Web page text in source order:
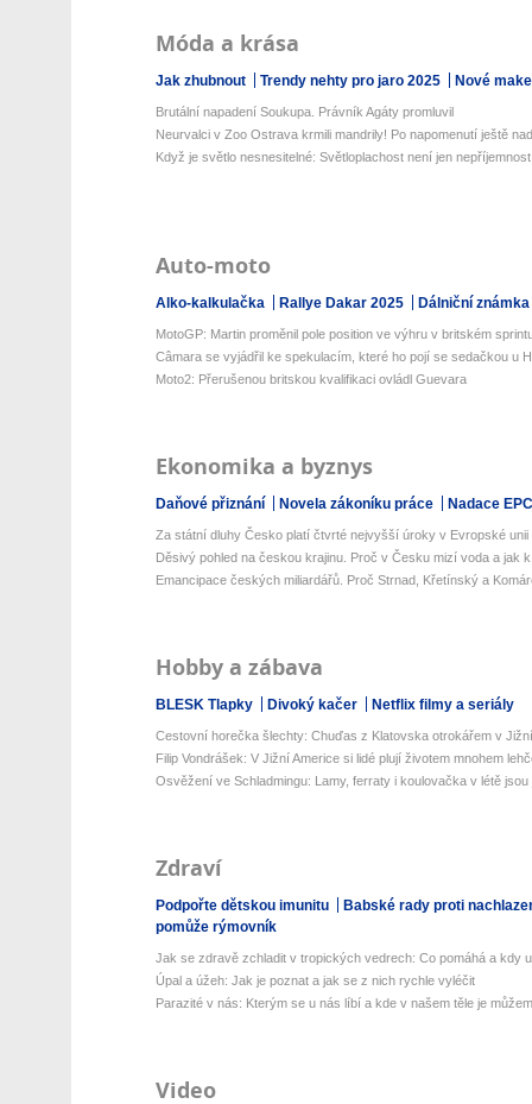
Móda a krása
Jak zhubnout Trendy nehty pro jaro 2025 Nové
Brutální napadení Soukupa. Právník Agáty promluvil
Neurvalci v Zoo Ostrava krmili mandrily! Po napomenutí ještě
Když je světlo nesnesitelné: Světloplachost není jen nepříjemnost
Auto-moto
Alko-kalkulačka Rallye Dakar 2025 Dálniční
MotoGP: Martin proměnil pole position ve výhru v britském
Câmara se vyjádřil ke spekulacím, které ho pojí se sedačkou u
Moto2: Přerušenou britskou kvalifikaci ovládl Guevara
Ekonomika a byznys
Daňové přiznání Novela zákoníku práce Nadace
Za státní dluhy Česko platí čtvrté nejvyšší úroky v Evropské unii
Děsivý pohled na českou krajinu. Proč v Česku mizí voda a jak
Emancipace českých miliardářů. Proč Strnad, Křetínský a
Hobby a zábava
BLESK Tlapky Divoký kačer Netflix filmy a seriály
Cestovní horečka šlechty: Chuďas z Klatovska otrokářem v
Filip Vondrášek: V Jižní Americe si lidé plují životem mnohem
Osvěžení ve Schladmingu: Lamy, ferraty i koulovačka v létě jsou
Zdraví
Podpořte dětskou imunitu
Babské rady proti
pomůže rýmovník
Jak se zdravě zchladit v tropických vedrech: Co pomáhá a kdy
Úpal a úžeh: Jak je poznat a jak se z nich rychle vyléčit
Parazité v nás: Kterým se u nás líbí a kde v našem těle je
Video